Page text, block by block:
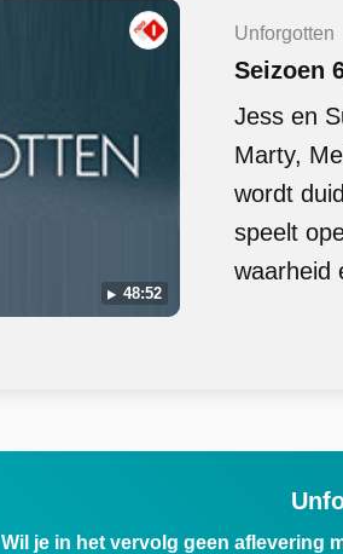
48:52
Unforgotten
Seizoen
Jess en
Marty,
wordt
speelt
waarheid
Wil je in het vervolg geen aflevering